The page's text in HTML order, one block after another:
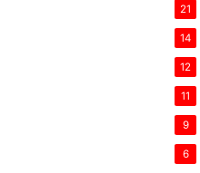
21
14
12
11
9
6